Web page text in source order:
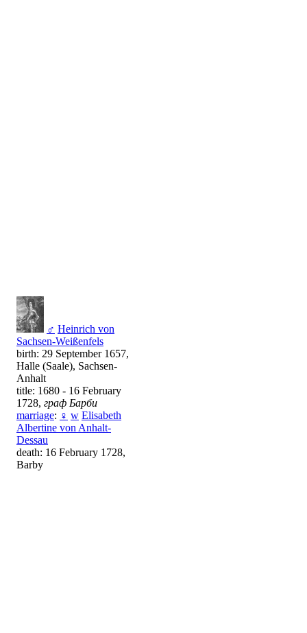
♂ Heinrich von
Sachsen-Weißenfels
birth: 29 September 1657,
Halle (Saale), Sachsen-
Anhalt
title: 1680 - 16 February
1728, граф Барби
marriage: ♀ w Elisabeth
Albertine von Anhalt-
Dessau
death: 16 February 1728,
Barby